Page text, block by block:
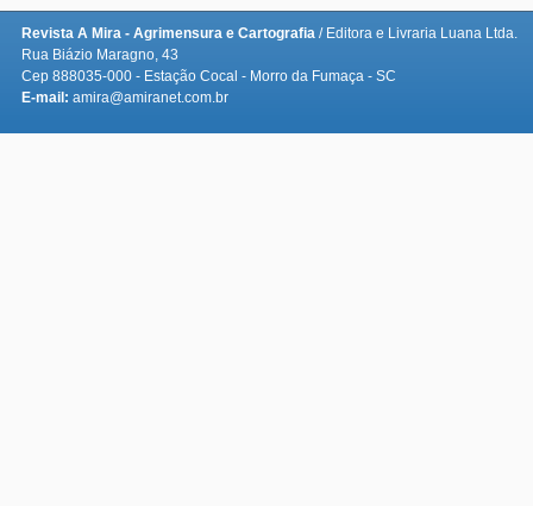
Revista A Mira - Agrimensura e Cartografia / Editora e Livraria Luana Ltda.
Rua Biázio Maragno, 43
Cep 888035-000 - Estação Cocal - Morro da Fumaça - SC
E-mail: amira@amiranet.com.br